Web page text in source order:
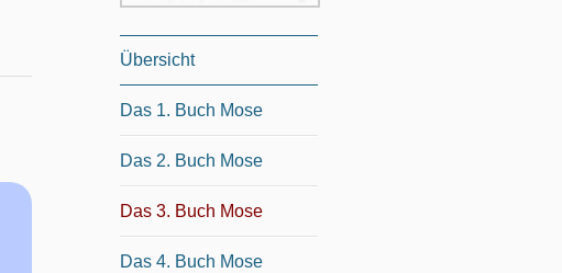
Übersicht
Das 1. Buch Mose
Das 2. Buch Mose
Das 3. Buch Mose
Das 4. Buch Mose